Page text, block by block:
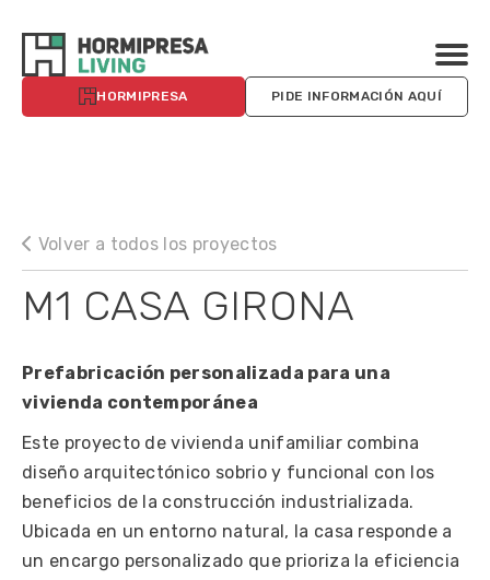
HORMIPRESA PIDE INFORMACIÓN AQUÍ
Volver a todos los proyectos
M1 CASA GIRONA
Prefabricación personalizada para una
vivienda contemporánea
Este proyecto de vivienda unifamiliar combina
diseño arquitectónico sobrio y funcional con los
beneficios de la construcción industrializada.
Ubicada en un entorno natural, la casa responde a
un encargo personalizado que prioriza la eficiencia